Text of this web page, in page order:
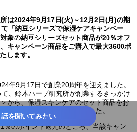
は2024年9月17日(火)～12月2日(月)の期
「納豆シリーズで保湿ケアキャンペー
象の納豆シリーズセット商品が20％オフ
キャンペーン商品をご購入で最大3600ポ
します。
年9月17日で創業20周年を迎えました。
、鈴木ハーブ研究所が創業するきっかけ
から、保湿スキンケアのセット商品をお
ンペーンをご用意いたしました。
のポイント還元のところ、当該キャン
話を聞いてみたい